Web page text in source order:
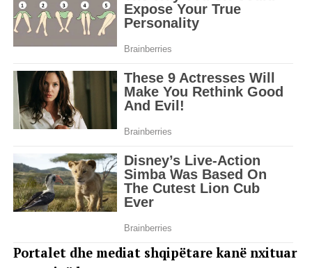
Portalet dhe mediat shqipëtare kanë nxituar